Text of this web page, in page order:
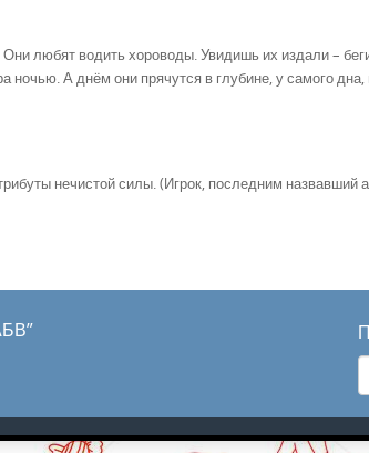
любят водить хороводы. Увидишь их издали –
ночью. А днём они прячутся в глубине, у самого
нечистой силы. (Игрок, последним назвавший
for: